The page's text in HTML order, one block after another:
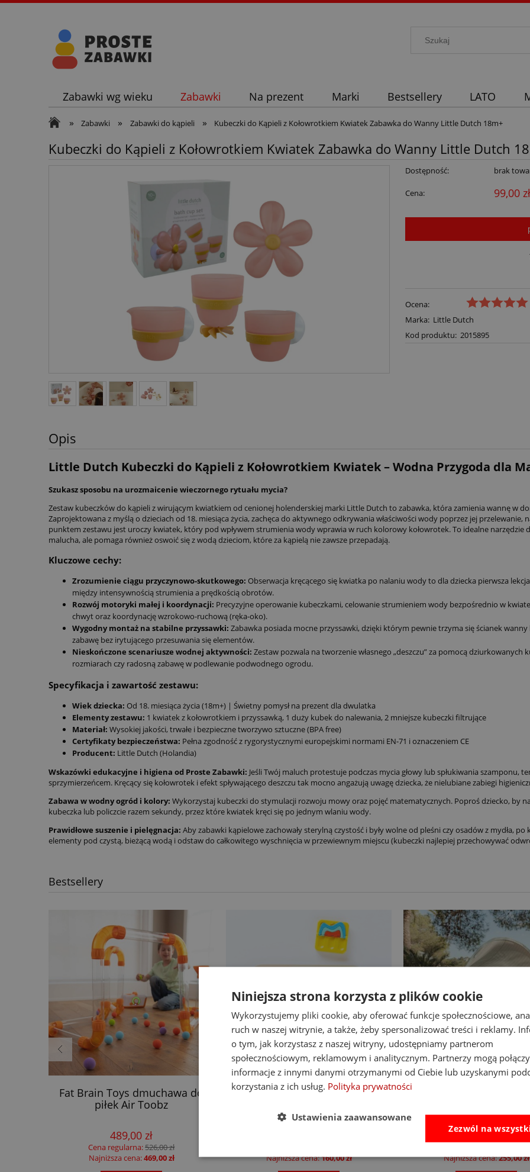
Zabawki wg wieku Zabawki Na prezent Marki Bestsellery LATO
» Zabawki » Zabawki do kąpieli » Kubeczki do Kąpieli z Kołowrotkiem Kwiatek Zabawka do Wanny Little Dutch 18m+
Kubeczki do Kąpieli z Kołowrotkiem Kwiatek Zabawka do Wanny Little Dutch
Dostępność: brak
Cena: 99,00 zł
Ocena:
Marka: Little Dutch
Kod produktu: 2015895
Opis
Little Dutch Kubeczki do Kąpieli z Kołowrotkiem Kwiatek – Wodna Przygoda dla
Szukasz sposobu na urozmaicenie wieczornego rytuału mycia?
Zestaw kubeczków do kąpieli z wirującym kwiatkiem od cenionej holenderskiej marki Little Dutch to zabawka, która zamienia wannę w
Zaprojektowana z myślą o dzieciach od 18. miesiąca życia, zachęca do aktywnego odkrywania właściwości wody poprzez jej
punktem zestawu jest uroczy kwiatek, który pod wpływem strumienia wody wprawia w ruch kolorowy kołowrotek. To idealne narzędzie
malucha, ale pomaga również oswoić się z wodą dzieciom, które za kąpielą nie zawsze przepadają.
Kluczowe cechy:
Zrozumienie ciągu przyczynowo-skutkowego: Obserwacja kręcącego się kwiatka po nalaniu wody to dla dziecka pierwsza
między intensywnością strumienia a prędkością obrotów.
Rozwój motoryki małej i koordynacji: Precyzyjne operowanie kubeczkami, celowanie strumieniem wody bezpośrednio w
chwyt oraz koordynację wzrokowo-ruchową (ręka-oko).
Wygodny montaż na stabilne przyssawki: Zabawka posiada mocne przyssawki, dzięki którym pewnie trzyma się ścianek
zabawę bez irytującego przesuwania się elementów.
Nieskończone scenariusze wodnej aktywności: Zestaw pozwala na tworzenie własnego „deszczu” za pomocą
rozmiarach czy radosną zabawę w podlewanie podwodnego ogrodu.
Specyfikacja i zawartość zestawu:
Wiek dziecka: Od 18. miesiąca życia (18m+) | Świetny pomysł na prezent dla dwulatka
Elementy zestawu: 1 kwiatek z kołowrotkiem i przyssawką, 1 duży kubek do nalewania, 2 mniejsze kubeczki filtrujące
Materiał: Wysokiej jakości, trwałe i bezpieczne tworzywo sztuczne (BPA free)
Certyfikaty bezpieczeństwa: Pełna zgodność z rygorystycznymi europejskimi normami EN-71 i oznaczeniem CE
Producent: Little Dutch (Holandia)
Wskazówki edukacyjne i higiena od Proste Zabawki: Jeśli Twój maluch protestuje podczas mycia głowy lub spłukiwania szamponu,
sprzymierzeńcem. Kręcący się kołowrotek i efekt spływającego deszczu tak mocno angażują uwagę dziecka, że nielubiane zabiegi
Zabawa w wodny ogród i kolory: Wykorzystaj kubeczki do stymulacji rozwoju mowy oraz pojęć matematycznych. Poproś dziecko, by
kubeczka lub policzcie razem sekundy, przez które kwiatek kręci się po jednym wlaniu wody.
Prawidłowe suszenie i pielęgnacja: Aby zabawki kąpielowe zachowały sterylną czystość i były wolne od pleśni czy osadów z mydła,
elementy pod czystą, bieżącą wodą i odstaw do całkowitego wyschnięcia w przewiewnym miejscu (kubeczki najlepiej przechowywać
Bestsellery
Fat Brain Toys dmuchawa do
piłek Air Toobz
489,00 zł
Cena regularna:526,00 zł
Najniższa cena:469,00 zł
-14%
Fat Brain Toys tablica
Najniższa cena:160,00 zł
Little Dutch namiot
255,00 zł
Najniższa cena:255,00 zł
Niniejsza strona korzysta z plików cookie
Wykorzystujemy pliki cookie, aby oferować funkcje społecznościowe,
ruch w naszej witrynie, a także, żeby spersonalizować treści i reklamy.
o tym, jak korzystasz z naszej witryny, udostępniamy partnerom
społecznościowym, reklamowym i analitycznym. Partnerzy mogą
informacje z innymi danymi otrzymanymi od Ciebie lub uzyskanymi
korzystania z ich usług. Polityka prywatności
Zezwól na
Ustawienia zaawansowane